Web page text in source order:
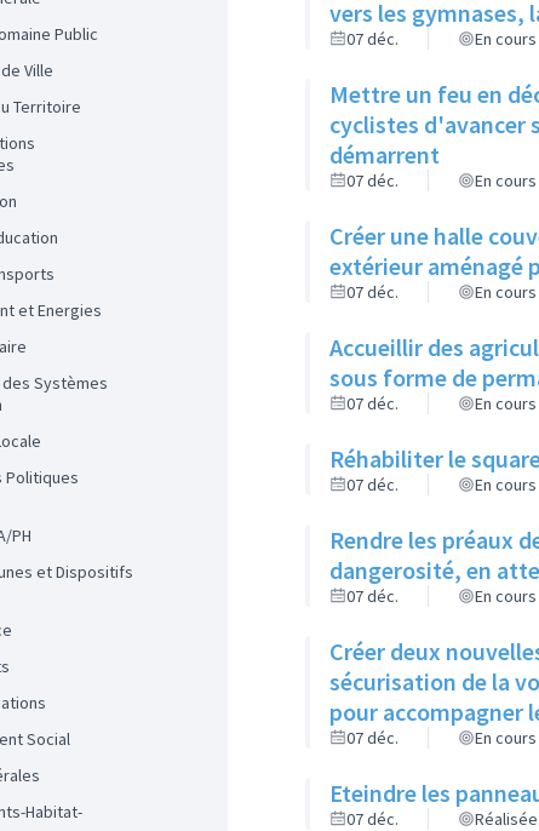
Public
Ville
Territoire
et Energies
PH
Social
vers les gymnases,
07 déc. En
Mettre un feu en
cyclistes d'avancer
démarrent
07 déc. En
Créer une halle
extérieur aménagé
07 déc. En
Accueillir des
sous forme de
07 déc. En
Réhabiliter le
07 déc. En
Rendre les préaux
dangerosité, en
07 déc. En
Créer deux
sécurisation de la
pour accompagner
07 déc. En
Eteindre les
07 déc. Réalisée